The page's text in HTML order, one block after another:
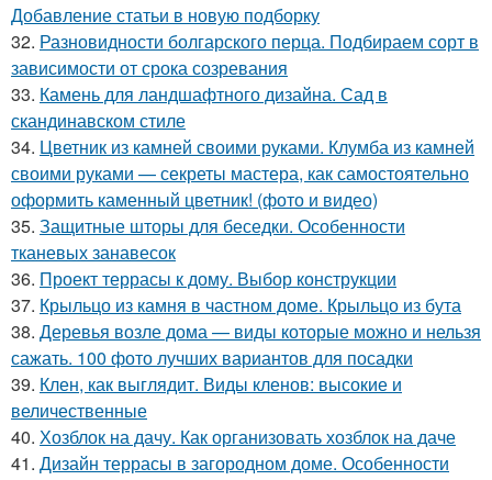
Добавление статьи в новую подборку
32. Разновидности болгарского перца. Подбираем сорт в
зависимости от срока созревания
33. Камень для ландшафтного дизайна. Сад в
скандинавском стиле
34. Цветник из камней своими руками. Клумба из камней
своими руками — секреты мастера, как самостоятельно
оформить каменный цветник! (фото и видео)
35. Защитные шторы для беседки. Особенности
тканевых занавесок
36. Проект террасы к дому. Выбор конструкции
37. Крыльцо из камня в частном доме. Крыльцо из бута
38. Деревья возле дома — виды которые можно и нельзя
сажать. 100 фото лучших вариантов для посадки
39. Клен, как выглядит. Виды кленов: высокие и
величественные
40. Хозблок на дачу. Как организовать хозблок на даче
41. Дизайн террасы в загородном доме. Особенности